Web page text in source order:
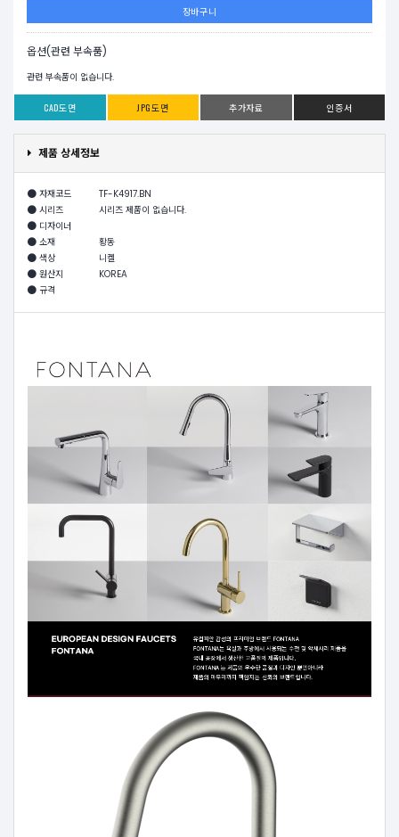
장바구니
옵션(관련 부속품)
관련 부속품이 없습니다.
CAD도면 JPG도면 추가자료 인증서
제품 상세정보
자재코드
TF-K4917.BN
시리즈
시리즈 제품이 없습니다.
디자이너
소재
황동
색상
니켈
원산지
KOREA
규격